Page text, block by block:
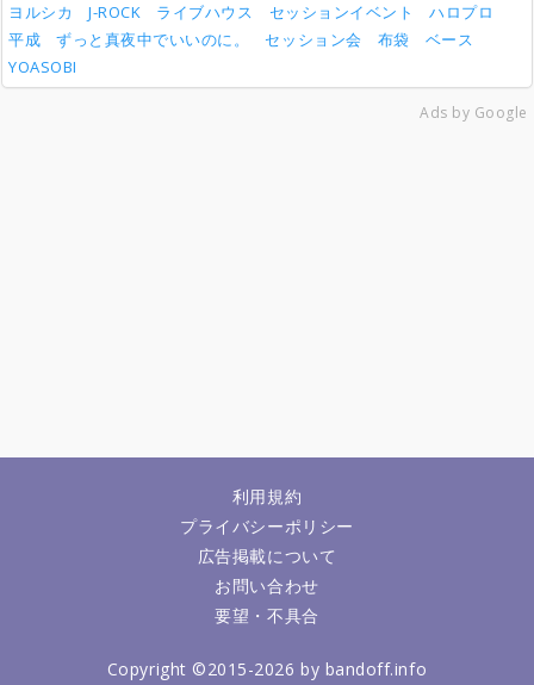
ヨルシカ
J-ROCK ライブハウス セッションイベント
ハロプロ
平成
ずっと真夜中でいいのに。 セッション会 布袋
ベース
YOASOBI
Ads by Google
利用規約
プライバシーポリシー
広告掲載について
お問い合わせ
要望・不具合
Copyright ©2015-2026 by bandoff.info